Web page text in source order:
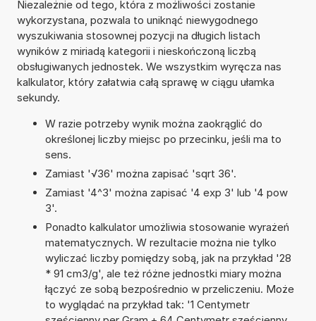
Niezależnie od tego, która z możliwości zostanie
wykorzystana, pozwala to uniknąć niewygodnego
wyszukiwania stosownej pozycji na długich listach
wyników z miriadą kategorii i nieskończoną liczbą
obsługiwanych jednostek. We wszystkim wyręcza nas
kalkulator, który załatwia całą sprawę w ciągu ułamka
sekundy.
W razie potrzeby wynik można zaokrąglić do
określonej liczby miejsc po przecinku, jeśli ma to
sens.
Zamiast '√36' można zapisać 'sqrt 36'.
Zamiast '4^3' można zapisać '4 exp 3' lub '4 pow
3'.
Ponadto kalkulator umożliwia stosowanie wyrażeń
matematycznych. W rezultacie można nie tylko
wyliczać liczby pomiędzy sobą, jak na przykład '28
* 91 cm3/g', ale też różne jednostki miary można
łączyć ze sobą bezpośrednio w przeliczeniu. Może
to wyglądać na przykład tak: '1 Centymetr